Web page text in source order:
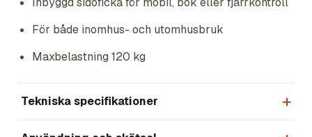
För både inomhus- och utomhusbruk
Maxbelastning 120 kg
Tekniska specifikationer